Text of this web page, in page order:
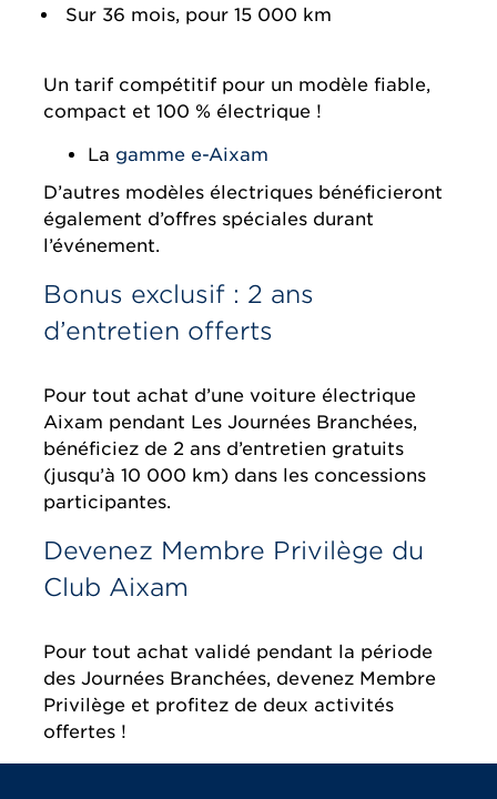
Sur 36 mois, pour 15 000 km
Un tarif compétitif pour un modèle fiable,
compact et 100 % électrique !
La gamme e-Aixam
D’autres modèles électriques bénéficieront
également d’offres spéciales durant
l’événement.
Bonus exclusif : 2 ans
d’entretien offerts
Pour tout achat d’une voiture électrique
Aixam pendant Les Journées Branchées,
bénéficiez de 2 ans d’entretien gratuits
(jusqu’à 10 000 km) dans les concessions
participantes.
Devenez Membre Privilège du
Club Aixam
Pour tout achat validé pendant la période
des Journées Branchées, devenez Membre
Privilège et profitez de deux activités
offertes !